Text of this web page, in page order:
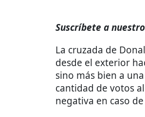
Suscríbete a
La cruzada de
desde el exterior
sino más bien a
cantidad de votos
negativa en caso